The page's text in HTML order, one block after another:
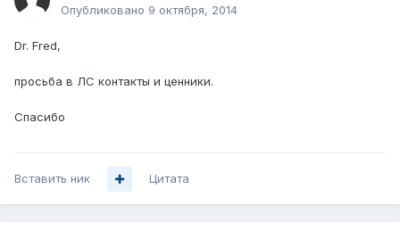
Опубликовано 9 октября, 2014
Dr. Fred,
просьба в ЛС контакты и ценники.
Спасибо
Вставить ник Цитата